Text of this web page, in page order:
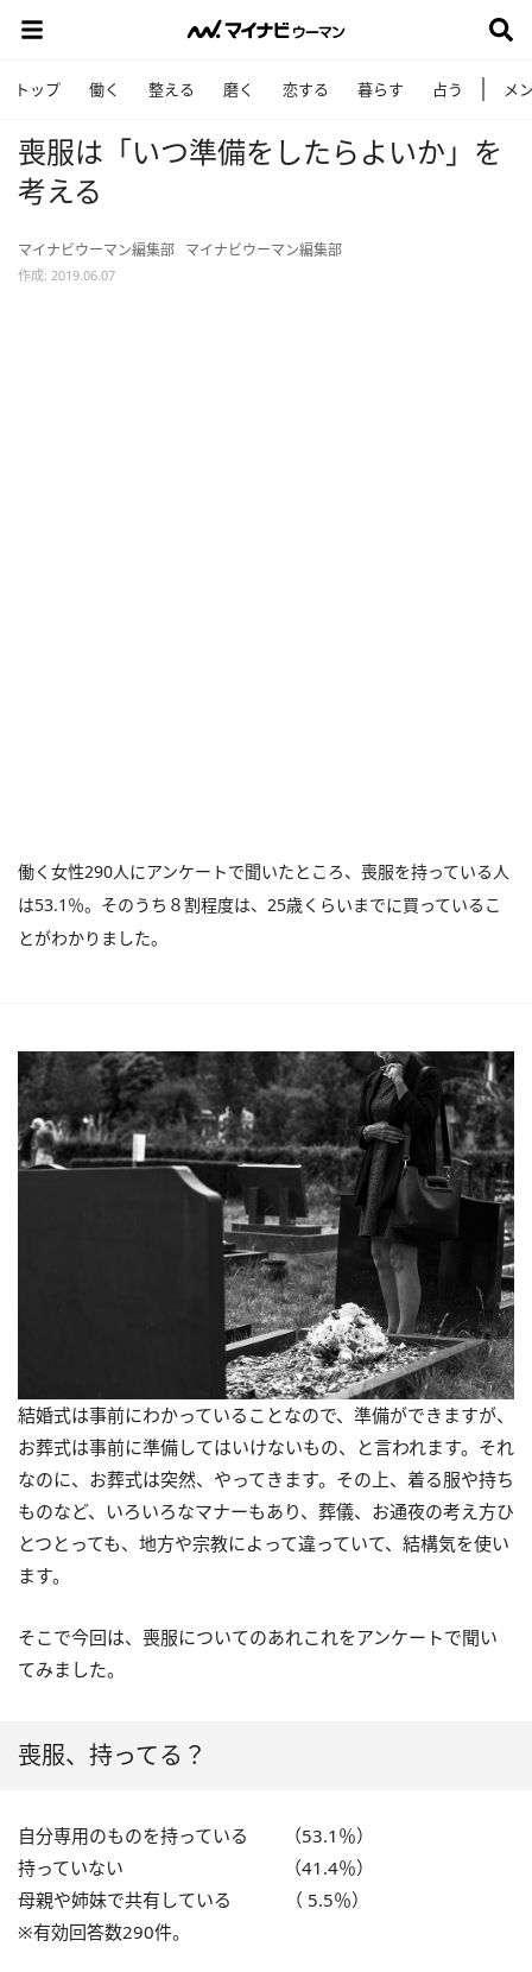
トップ 働く 整える 磨く 恋する 暮らす 占う メ
喪服は「いつ準備をしたらよいか」を
考える
マイナビウーマン編集部 マイナビウーマン編集部
作成: 2019.06.07
働く女性290人にアンケートで聞いたところ、喪服を持っている人
は53.1％。そのうち８割程度は、25歳くらいまでに買っているこ
とがわかりました。
結婚式は事前にわかっていることなので、準備ができますが、
お葬式は事前に準備してはいけないもの、と言われます。それ
なのに、お葬式は突然、やってきます。その上、着る服や持ち
ものなど、いろいろなマナーもあり、葬儀、お通夜の考え方ひ
とつとっても、地方や宗教によって違っていて、結構気を使い
ます。
そこで今回は、喪服についてのあれこれをアンケートで聞い
てみました。
喪服、持ってる？
自分専用のものを持っている （53.1％）
持っていない （41.4％）
母親や姉妹で共有している （ 5.5％）
※有効回答数290件。